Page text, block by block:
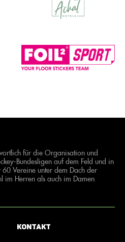
für die Organisation und
Bundesligen auf dem Feld und in
Vereine unter dem Dach der
im Herren als auch im Damen
Kontakt